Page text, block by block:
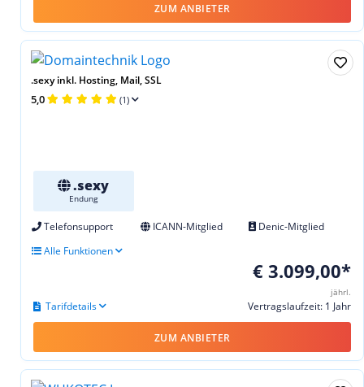
ZUM ANBIETER
.sexy inkl. Hosting, Mail, SSL
5,0 (1)
.sexy
Endung
Telefonsupport ICANN-Mitglied
Denic-Mitglied
Alle Funktionen
€ 3.099,00*
jährl.
Vertragslaufzeit: 1 Jahr
Tarifdetails
ZUM ANBIETER